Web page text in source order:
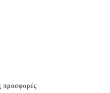
προσφορές